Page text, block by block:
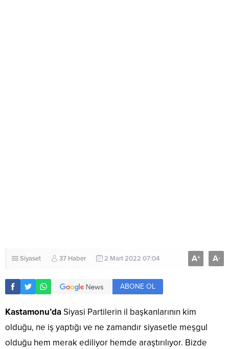
Siyaset 37 Haber 2 Mart 2022 07:04 A+ A-
ABONE OL
Kastamonu’daSiyasi Partilerin il başkanlarının kim
olduğu, ne iş yaptığı ve ne zamandır siyasetle meşgul
olduğu hem merak ediliyor hemde araştırılıyor. Bizde